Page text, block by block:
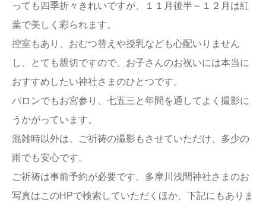
っても四季折々きれいですが、１１月後半～１２月は紅
葉で美しく彩られます。
控室もあり、おむつ替えや授乳なども心配いりません
し、とても親切ですので、お子さんのお祝いには本当に
おすすめしたい神社さまのひとつです。
バロンでもお宮参り、七五三と年間を通してよく撮影に
うかがっています。
混雑時以外は、ご祈祷の撮影もさせていただけ、多少の
雨でも安心です。
ご祈祷は事前予約が必要です。 多摩川浅間神社さまのお
写真はこのHPで検索していただくほか、下記にもありま